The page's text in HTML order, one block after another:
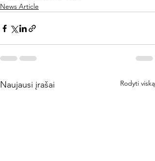
News Article
Naujausi įrašai Rodyti viską